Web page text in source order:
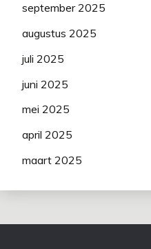
september 2025
augustus 2025
juli 2025
juni 2025
mei 2025
april 2025
maart 2025